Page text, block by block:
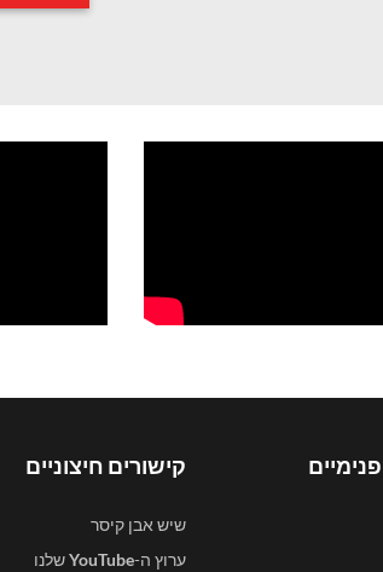
קישורים חיצוניים
שיש אבן קיסר
ערוץ ה-YouTubeשלנו